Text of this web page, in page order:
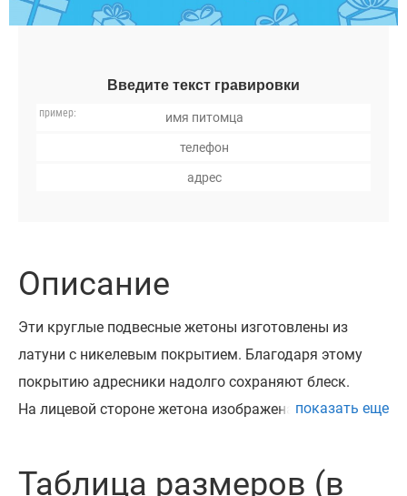
Введите текст гравировки
Описание
Эти круглые подвесные жетоны изготовлены из
латуни с никелевым покрытием. Благодаря этому
покрытию адресники надолго сохраняют блеск.
На лицевой стороне жетона изображена косточка на
Адресники очень красивые и яркие. Они доступны в
показать еще
Таблица размеров (в